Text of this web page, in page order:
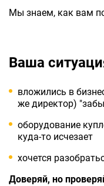
Мы знаем, как вам
Ваша
вложились в
же директор)
оборудование
куда-то исчезает
хочется
Доверяй, но